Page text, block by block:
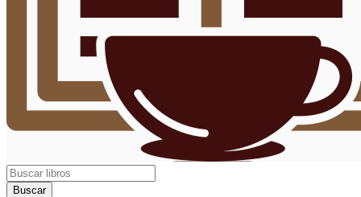
Buscar